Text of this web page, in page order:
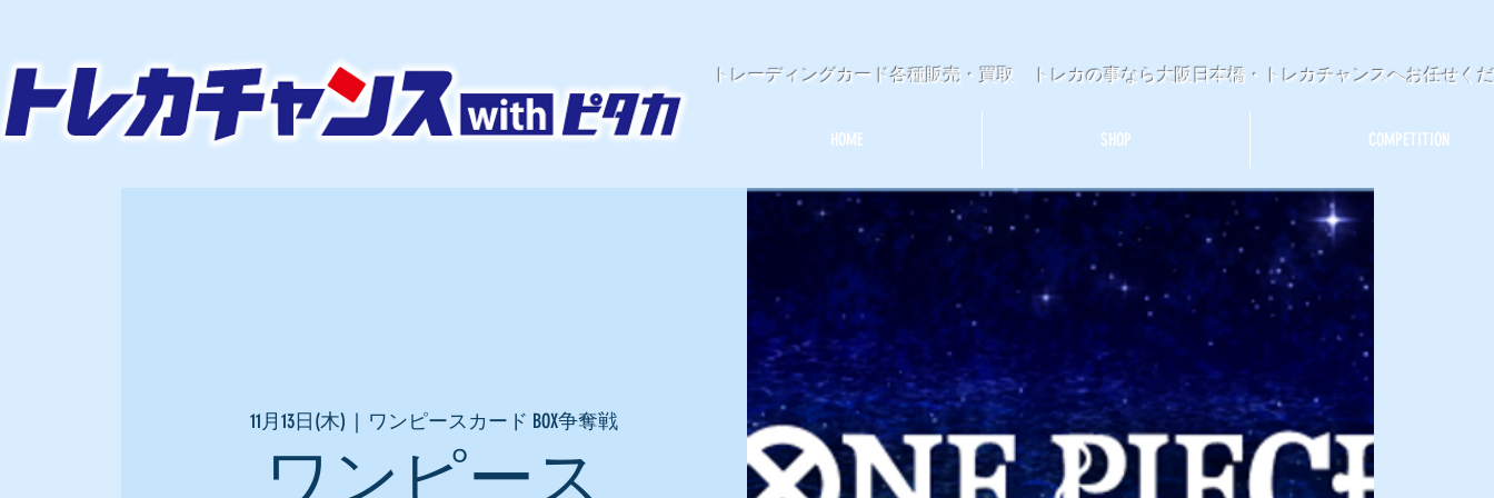
トレーディングカード各種販売・買取 トレカの事なら大阪日本橋・トレカチャンスへお任せく
HOME SHOP COMPETITION
11月13日(木)
  |
ワンピースカード BOX争奪戦
ワンピース